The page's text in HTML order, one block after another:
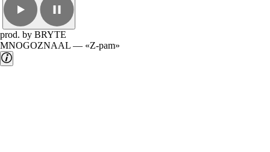
prod. by BRYTE
MNOGOZNAAL — «Z-pam»